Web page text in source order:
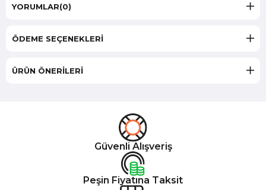
YORUMLAR(0)
ÖDEME SEÇENEKLERI
ÜRÜN ÖNERILERI
Güvenli Alışveriş
Peşin Fiyatına Taksit